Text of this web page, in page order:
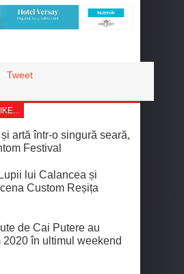
Tweet
artă într-o singură seară,
Festival
lui Calancea și
Custom Reșița
de Cai Putere au
în ultimul weekend